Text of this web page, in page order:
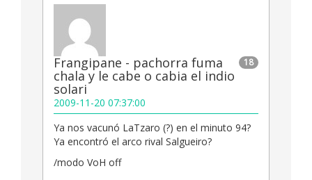
18
Frangipane - pachorra fuma
chala y le cabe o cabia el indio
solari
2009-11-20 07:37:00
Ya nos vacunó LaTzaro (?) en el minuto 94?
Ya encontró el arco rival Salgueiro?
/modo VoH off